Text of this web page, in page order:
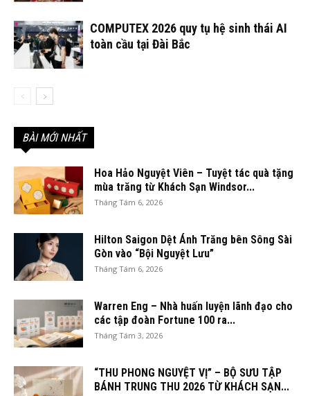
COMPUTEX 2026 quy tụ hệ sinh thái AI
toàn cầu tại Đài Bắc
BÀI MỚI NHẤT
Hoa Hảo Nguyệt Viên – Tuyệt tác quà tặng
mùa trăng từ Khách Sạn Windsor...
Tháng Tám 6, 2026
Hilton Saigon Dệt Ánh Trăng bên Sông Sài
Gòn vào “Bội Nguyệt Lưu”
Tháng Tám 6, 2026
Warren Eng – Nhà huấn luyện lãnh đạo cho
các tập đoàn Fortune 100 ra...
Tháng Tám 3, 2026
“THU PHONG NGUYỆT VỊ” – BỘ SƯU TẬP
BÁNH TRUNG THU 2026 TỪ KHÁCH SẠN...